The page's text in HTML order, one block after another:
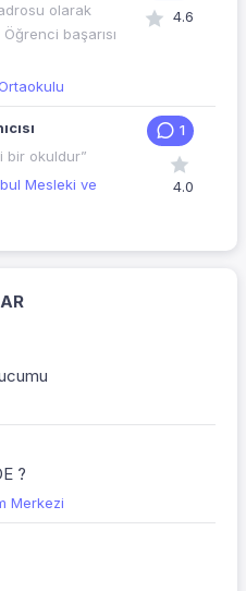
olarak
başarısı
4.6
bir okuldur”
Mesleki ve
1
4.0
?
Merkezi